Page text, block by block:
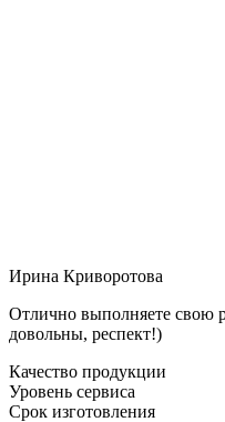
Ирина Криворотова
Отлично выполняете свою
довольны, респект!)
Качество продукции
Уровень сервиса
Срок изготовления